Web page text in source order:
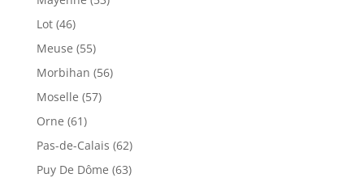
Lot (46)
Meuse (55)
Morbihan (56)
Moselle (57)
Orne (61)
Pas-de-Calais (62)
Puy De Dôme (63)